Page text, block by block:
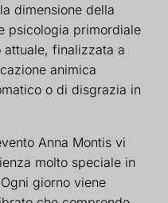
dimensione della
psicologia primordiale
finalizzata a
animica
o di disgrazia in
Anna Montis vi
molto speciale in
giorno viene